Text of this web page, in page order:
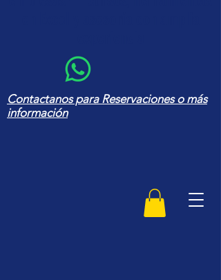
Contactanos para Reservaciones o más
información